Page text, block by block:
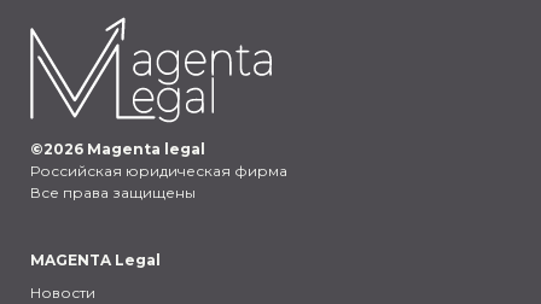
©2026 Magenta legal
Российская юридическая фирма
Все права защищены
MAGENTA Legal
Новости